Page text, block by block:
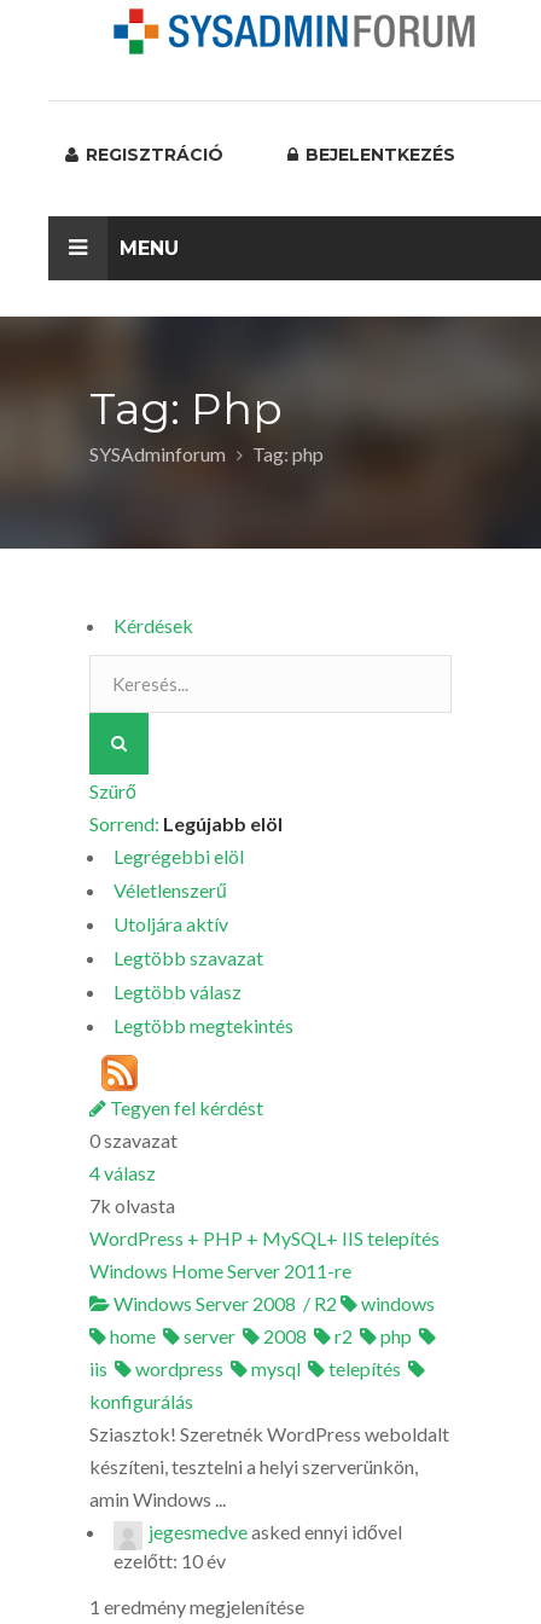
REGISZTRÁCIÓ BEJELENTKEZÉS
MENU
Tag: Php
SYSAdminforum Tag: php
Kérdések
Szürő
Sorrend: Legújabb elöl
Legrégebbi elöl
Véletlenszerű
Utoljára aktív
Legtöbb szavazat
Legtöbb válasz
Legtöbb megtekintés
Tegyen fel kérdést
0szavazat
4válasz
7k olvasta
WordPress + PHP + MySQL+ IIS telepítés
Windows Home Server 2011-re
Windows Server 2008 / R2
windows
home
server 2008 r2
php
iis
wordpress mysql
telepítés
konfigurálás
Sziasztok! Szeretnék WordPress weboldalt
készíteni, tesztelni a helyi szerverünkön,
amin Windows ...
jegesmedveasked ennyi idővel
ezelőtt: 10 év
1 eredmény megjelenítése